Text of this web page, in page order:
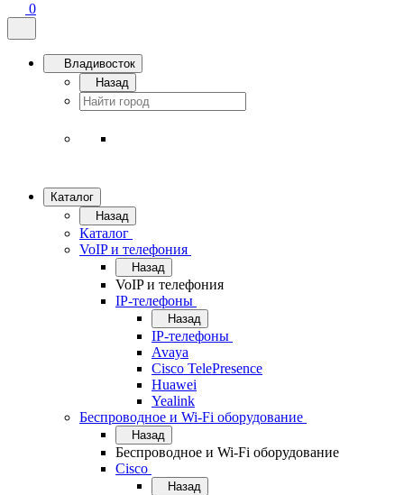
0
Владивосток
Назад
Каталог
Назад
Каталог
VoIP и телефония
Назад
VoIP и телефония
IP-телефоны
Назад
IP-телефоны
Avaya
Cisco TelePresence
Huawei
Yealink
Беспроводное и Wi-Fi оборудование
Назад
Беспроводное и Wi-Fi оборудование
Cisco
Назад